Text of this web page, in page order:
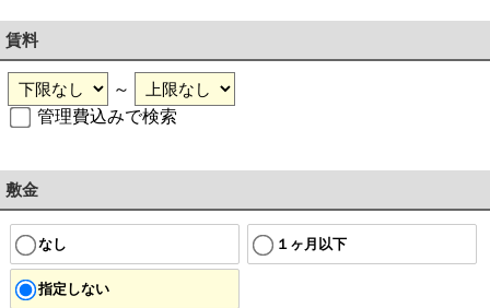
賃料
～
管理費込みで検索
敷金
なし １ヶ月以下
指定しない